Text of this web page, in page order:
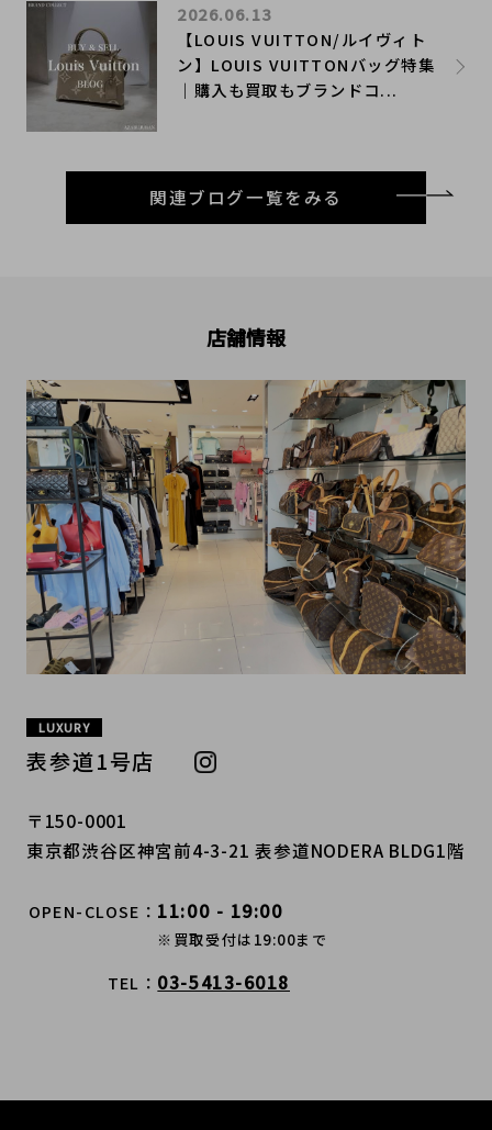
【LOUIS VUITTON/ルイヴィト
ン】LOUIS VUITTONバッグ特集
｜購入も買取もブランドコ...
2026.06.13
関連ブログ一覧をみる
店舗情報
LUXURY
表参道1号店
〒150-0001
東京都渋谷区神宮前4-3-21 表参道NODERA BLDG1階
OPEN-CLOSE 11:00 - 19:00
※買取受付は19:00まで
TEL 03-5413-6018